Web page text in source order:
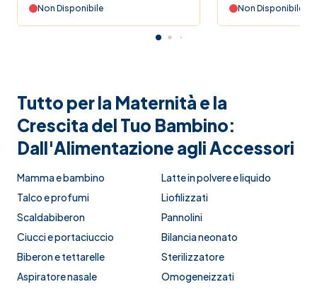
Non Disponibile
Non Disponibile
Tutto per la Maternità e la
Crescita del Tuo Bambino:
Dall'Alimentazione agli Accessori
Mamma e bambino
Latte in polvere e liquido
Talco e profumi
Liofilizzati
Scaldabiberon
Pannolini
Ciucci e portaciuccio
Bilancia neonato
Biberon e tettarelle
Sterilizzatore
Aspiratore nasale
Omogeneizzati